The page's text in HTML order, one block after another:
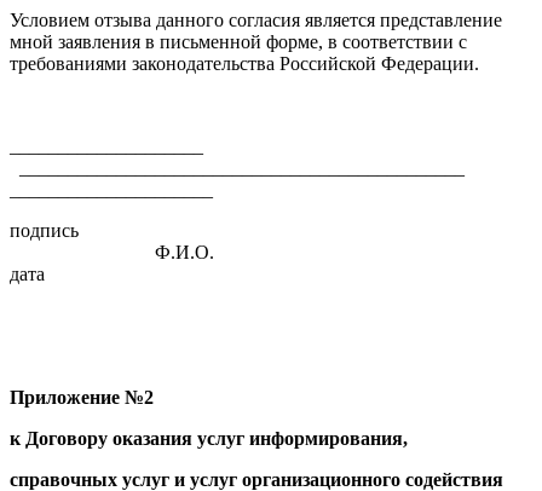
Условием отзыва данного согласия является представление
мной заявления в письменной форме, в соответствии с
требованиями законодательства Российской Федерации.
подпись
Ф.И.О.
дата
Приложение №2
к Договору оказания услуг информирования,
справочных услуг и услуг организационного содействия